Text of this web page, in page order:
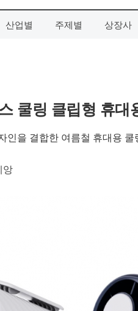
산업별 주제별 상장사
쿨링 클립형 휴대
인을 결합한 여름철 휴대용 쿨
앙